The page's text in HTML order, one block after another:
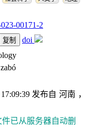
00171-2
复制 doi
发布自 河南 ，
已从服务器自动删